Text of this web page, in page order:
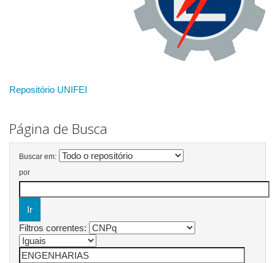
Repositório UNIFEI
Página de Busca
Buscar em:
por
Filtros correntes: